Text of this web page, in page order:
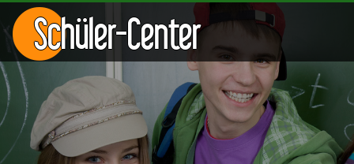
Schüler-Center